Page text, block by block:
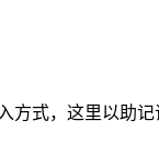
方式，这里以助记